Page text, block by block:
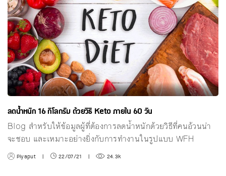
ลดน้ำหนัก 16 กิโลกรัม ด้วยวิธี Keto ภายใน 60 วัน
Blog สำหรับให้ข้อมูลผู้ที่ต้องการลดน้ำหนักด้วยวิธีที่คนอ้วนน่า
จะชอบ และเหมาะอย่างยิ่งกับการทำงานในรูปแบบ WFH
Piyaput | 22/07/21 | 24.3k